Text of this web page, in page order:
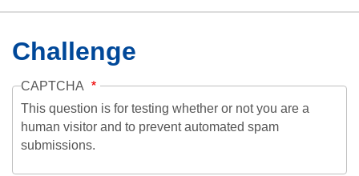
Challenge
CAPTCHA
This question is for testing whether or not you are a
human visitor and to prevent automated spam
submissions.